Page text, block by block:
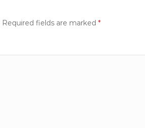
Required fields are marked *